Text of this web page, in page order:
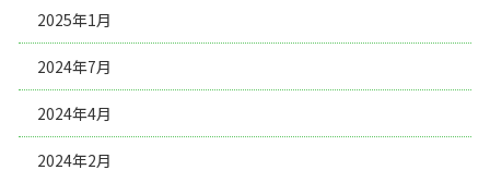
2025年1月
2024年7月
2024年4月
2024年2月